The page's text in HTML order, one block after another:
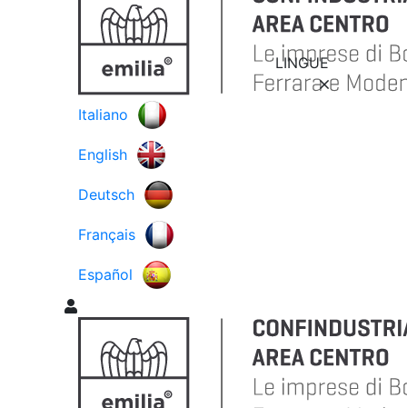
LINGUE
Italiano
English
Deutsch
Français
Español